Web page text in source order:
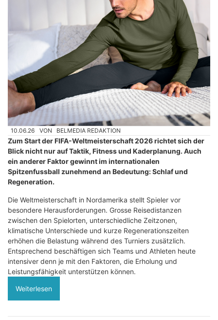
10.06.26 VON BELMEDIA REDAKTION
Zum Start der FIFA-Weltmeisterschaft 2026 richtet sich der
Blick nicht nur auf Taktik, Fitness und Kaderplanung. Auch
ein anderer Faktor gewinnt im internationalen
Spitzenfussball zunehmend an Bedeutung: Schlaf und
Regeneration.
Die Weltmeisterschaft in Nordamerika stellt Spieler vor
besondere Herausforderungen. Grosse Reisedistanzen
zwischen den Spielorten, unterschiedliche Zeitzonen,
klimatische Unterschiede und kurze Regenerationszeiten
erhöhen die Belastung während des Turniers zusätzlich.
Entsprechend beschäftigen sich Teams und Athleten heute
intensiver denn je mit den Faktoren, die Erholung und
Leistungsfähigkeit unterstützen können.
Weiterlesen